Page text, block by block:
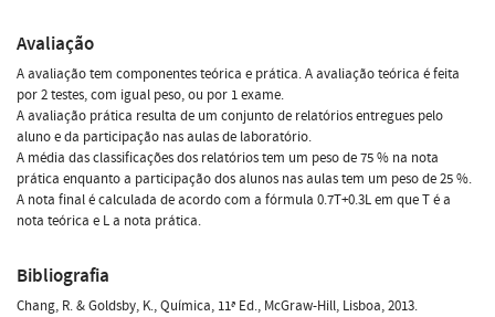
Avaliação
A avaliação tem componentes teórica e prática. A avaliação teórica é feita
por 2 testes, com igual peso, ou por 1 exame.
A avaliação prática resulta de um conjunto de relatórios entregues pelo
aluno e da participação nas aulas de laboratório.
A média das classificações dos relatórios tem um peso de 75 % na nota
prática enquanto a participação dos alunos nas aulas tem um peso de 25 %.
A nota final é calculada de acordo com a fórmula 0.7T+0.3L em que T é a
nota teórica e L a nota prática.
Bibliografia
Chang, R. & Goldsby, K., Química, 11ª Ed., McGraw-Hill, Lisboa, 2013.